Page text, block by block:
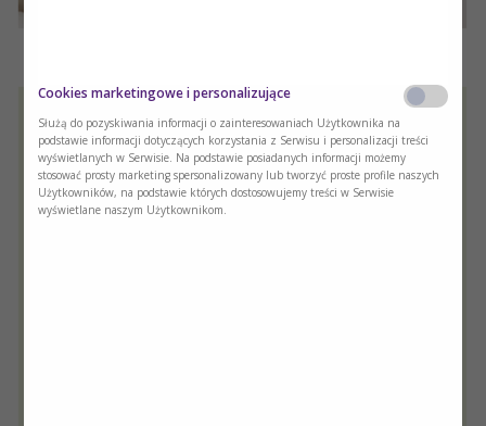
Cookies marketingowe i personalizujące
Służą do pozyskiwania informacji o zainteresowaniach Użytkownika na
podstawie informacji dotyczących korzystania z Serwisu i personalizacji treści
wyświetlanych w Serwisie. Na podstawie posiadanych informacji możemy
stosować prosty marketing spersonalizowany lub tworzyć proste profile naszych
Użytkowników, na podstawie których dostosowujemy treści w Serwisie
wyświetlane naszym Użytkownikom.